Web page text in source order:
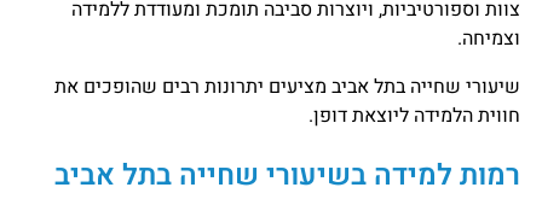
צוות וספורטיביות, ויוצרות סביבה תומכת ומעודדת ללמידה
וצמיחה.
שיעורי שחייה בתל אביב מציעים יתרונות רבים שהופכים את
חווית הלמידה ליוצאת דופן.
רמות למידה בשיעורי שחייה בתל אביב